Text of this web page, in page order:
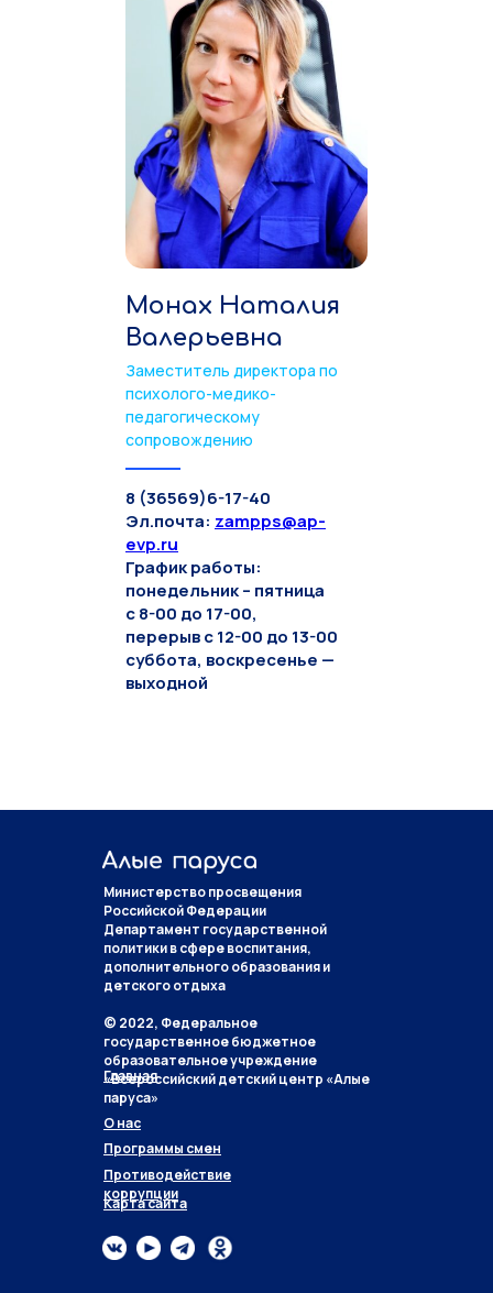
Монах Наталия
Валерьевна
Заместитель директора по
психолого-медико-
педагогическому
сопровождению
8 (36569)6-17-40
Эл.почта: zampps@ap-
evp.ru
График работы:
понедельник – пятница
с 8-00 до 17-00,
перерыв с 12-00 до 13-00
суббота, воскресенье —
выходной
Главная
Министерство просвещения
Российской Федерации
Департамент государственной
политики в сфере воспитания,
дополнительного образования и
детского отдыха
© 2022, Федеральное
государственное бюджетное
образовательное учреждение
«Всероссийский детский центр «Алые
паруса»
О нас
Программы смен
Противодействие
коррупции
Карта сайта